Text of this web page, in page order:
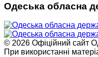
Одеська обласна
© 2026 Офіційний сайт
При використанні